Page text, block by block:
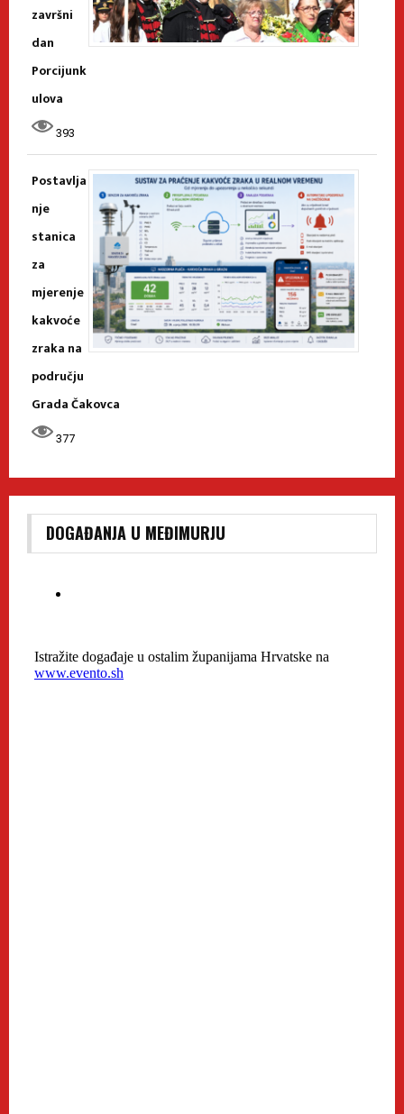
završni
dan
Porcijunk
ulova
393
Postavlja
nje
stanica
za
mjerenje
kakvoće
zraka na
području
Grada Čakovca
377
DOGAĐANJA U MEĐIMURJU